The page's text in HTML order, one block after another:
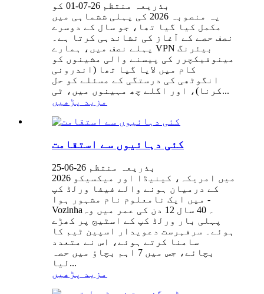
بذریعہ منتظم 26-07-01 کو
یہ منصوبہ 2026 کی پہلی ششماہی میں
مکمل کیا گیا تھا، جو سال کے دوسرے
نصف حصے کے آغاز کی نشاندہی کرتا ہے۔
پہلے نصف میں، ہمارے VPN بیئرنگ
مینوفیکچرر کی پیسنے والی مشینوں کو
کام میں لایا گیا تھا (اندرونی
انگوٹھی کی درستگی کے مسئلے کو حل
کرنا)، اور اگلے چھ مہینوں میں، ٹی...
مزید پڑھیں
کئی دہائیوں سے استقامت
بذریعہ منتظم 26-06-25
2026 میں امریکہ، کینیڈا اور میکسیکو
کے درمیان ہونے والے فیفا ورلڈ کپ
میں ایک نامعلوم نام مشہور ہوا -
Vozinha۔ 40 سال 12 دن کی عمر میں وہ
پہلی بار ورلڈ کپ کے اسٹیج پر کھڑے
ہوئے۔ سرفہرست دعویدار اسپین ٹیم کا
سامنا کرتے ہوئے، اس نے متعدد
بچائے، جس میں 7 اہم بچاؤ میں حصہ
لیا...
مزید پڑھیں